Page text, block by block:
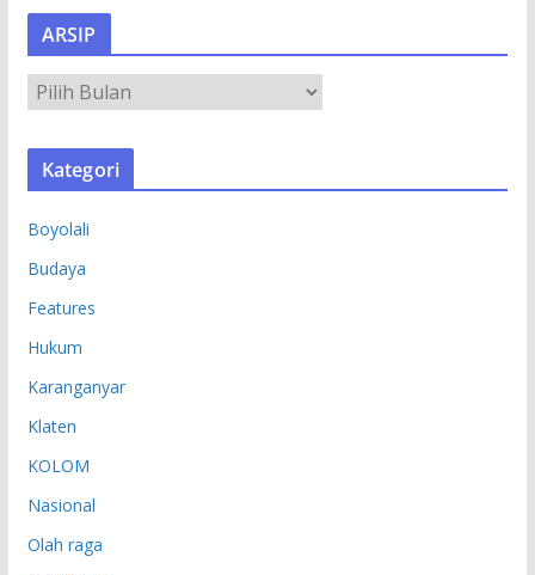
ARSIP
R
S
Kategori
Boyolali
Budaya
Features
Hukum
Karanganyar
Klaten
KOLOM
Nasional
Olah raga